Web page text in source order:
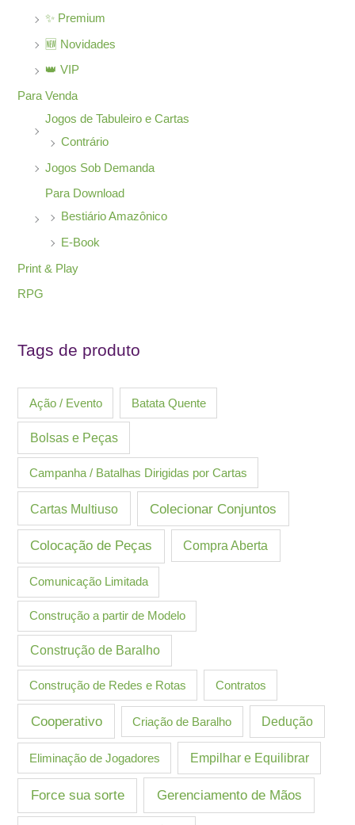
✨ Premium
🆕 Novidades
👑 VIP
Para Venda
Jogos de Tabuleiro e Cartas
Contrário
Jogos Sob Demanda
Para Download
Bestiário Amazônico
E-Book
Print & Play
RPG
Tags de produto
Ação / Evento Batata Quente
Bolsas e Peças
Campanha / Batalhas Dirigidas por Cartas
Cartas Multiuso Colecionar Conjuntos
Colocação de Peças Compra Aberta
Comunicação Limitada
Construção a partir de Modelo
Construção de Baralho
Construção de Redes e Rotas Contratos
Cooperativo Criação de Baralho Dedução
Eliminação de Jogadores Empilhar e Equilibrar
Force sua sorte Gerenciamento de Mãos